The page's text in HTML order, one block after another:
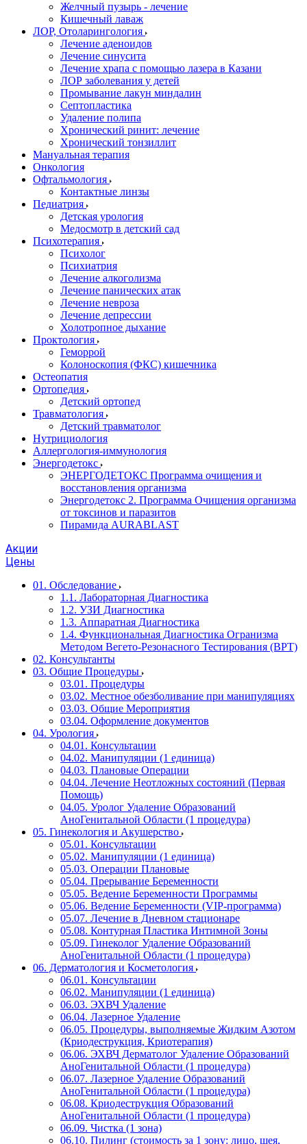
Желчный пузырь - лечение
Кишечный лаваж
ЛОР, Отоларингология
Лечение аденоидов
Лечение синусита
Лечение храпа с помощью лазера в Казани
ЛОР заболевания у детей
Промывание лакун миндалин
Септопластика
Удаление полипа
Хронический ринит: лечение
Хронический тонзиллит
Мануальная терапия
Онкология
Офтальмология
Контактные линзы
Педиатрия
Детская урология
Медосмотр в детский сад
Психотерапия
Психолог
Психиатрия
Лечение алкоголизма
Лечение панических атак
Лечение невроза
Лечение депрессии
Холотропное дыхание
Проктология
Геморрой
Колоноскопия (ФКС) кишечника
Остеопатия
Ортопедия
Детский ортопед
Травматология
Детский травматолог
Нутрициология
Аллергология-иммунология
Энергодетокс
ЭНЕРГОДЕТОКС Программа очищения и
восстановления организма
Энергодетокс 2. Программа Очищения организма
от токсинов и паразитов
Пирамида AURABLAST
Акции
Цены
01. Обследование
1.1. Лабораторная Диагностика
1.2. УЗИ Диагностика
1.3. Аппаратная Диагностика
1.4. Функциональная Диагностика Огранизма
Методом Вегето-Резонасного Тестирования (ВРТ)
02. Консультанты
03. Общие Процедуры
03.01. Процедуры
03.02. Местное обезболивание при манипуляциях
03.03. Общие Мероприятия
03.04. Оформление документов
04. Урология
04.01. Консультации
04.02. Манипуляции (1 единица)
04.03. Плановые Операции
04.04. Лечение Неотложных состояний (Первая
Помощь)
04.05. Уролог Удаление Образований
АноГенитальной Области (1 процедура)
05. Гинекология и Акушерство
05.01. Консультации
05.02. Манипуляции (1 единица)
05.03. Операции Плановые
05.04. Прерывание Беременности
05.05. Ведение Беременности Программы
05.06. Ведение Беременности (VIP-программа)
05.07. Лечение в Дневном стационаре
05.08. Контурная Пластика Интимной Зоны
05.09. Гинеколог Удаление Образований
АноГенитальной Области (1 процедура)
06. Дерматология и Косметология
06.01. Консультации
06.02. Манипуляции (1 единица)
06.03. ЭХВЧ Удаление
06.04. Лазерное Удаление
06.05. Процедуры, выполняемые Жидким Азотом
(Криодеструкция, Криотерапия)
06.06. ЭХВЧ Дерматолог Удаление Образований
АноГенитальной Области (1 процедура)
06.07. Лазерное Удаление Образований
АноГенитальной Области (1 процедура)
06.08. Криодеструкция Образований
АноГенитальной Области (1 процедура)
06.09. Чистка (1 зона)
06.10. Пилинг (стоимость за 1 зону: лицо, шея,